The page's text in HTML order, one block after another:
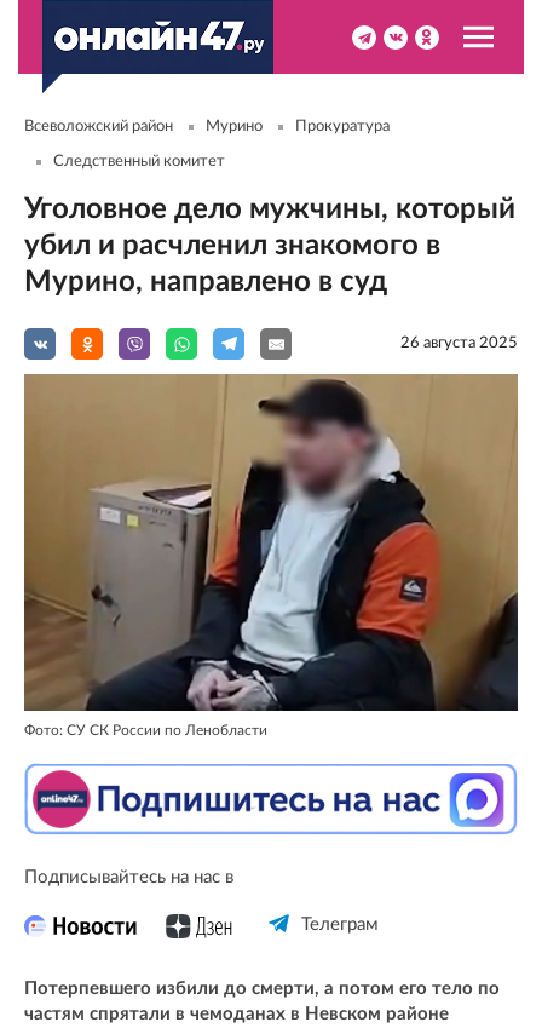
Всеволожский район Мурино Прокуратура
Следственный комитет
Уголовное дело мужчины, который
убил и расчленил знакомого в
Мурино, направлено в суд
26 августа 2025
Фото: СУ СК России по Ленобласти
Подписывайтесь на нас в
Телеграм
Потерпевшего избили до смерти, а потом его тело по
частям спрятали в чемоданах в Невском районе